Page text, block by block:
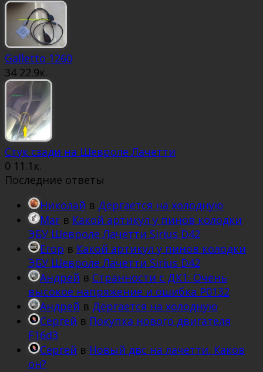
Galletto 1260
34 22.9к.
Стук сзади на Шевроле Лачетти
0 11.1к.
Последние ответы
Николай в Дёргается на холодную
Mar в Какой артикул у пинов колодки
ЭБУ Шевроле Лачетти Sirius D42
Егор в Какой артикул у пинов колодки
ЭБУ Шевроле Лачетти Sirius D42
Андрей в Странности с ДК1: Очень
высокое напряжение и ошибка Р0132
Андрей в Дёргается на холодную
Сергей в Покупка нового двигателя
F16d3
Сергей в Новый двс на лачетти. Каков
он?